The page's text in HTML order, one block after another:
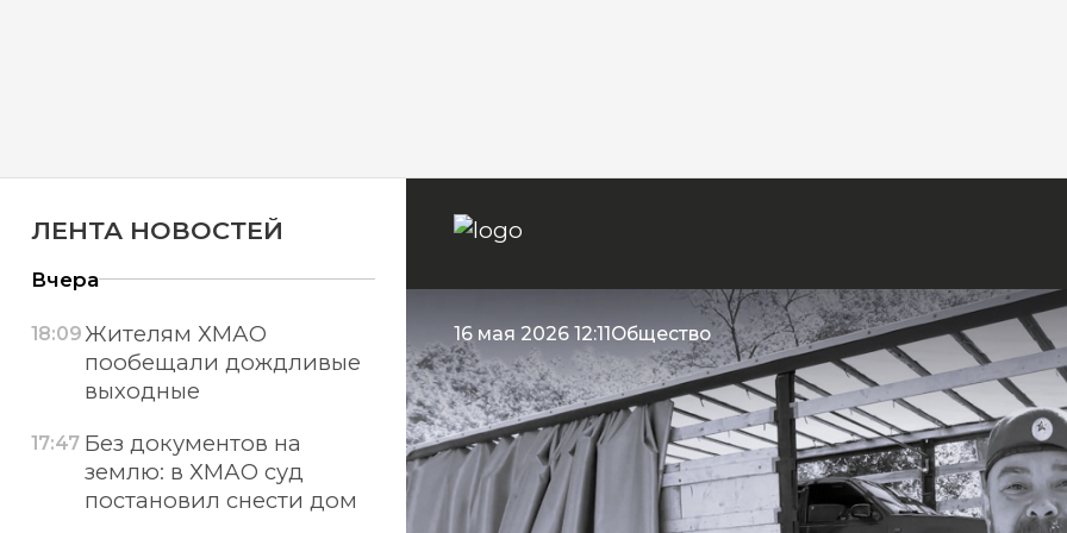
16 мая 2026 12:11 Общество
ЛЕНТА НОВОСТЕЙ
Вчера
18:09Жителям ХМАО
пообещали дождливые
выходные
17:47 Без документов на
землю: в ХМАО суд
постановил снести дом